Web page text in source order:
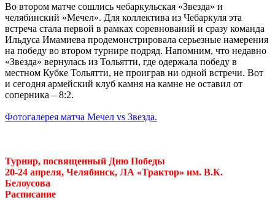
Во втором матче сошлись чебаркульская «Звезда» и
челябинский «Мечел». Для коллектива из Чебаркуля эта
встреча стала первой в рамках соревнований и сразу команда
Ильдуса Имамиева продемонстрировала серьезные намерения
на победу во втором турнире подряд. Напомним, что недавно
«Звезда» вернулась из Тольятти, где одержала победу в
местном Кубке Тольятти, не проиграв ни одной встречи. Вот
и сегодня армейский клуб камня на камне не оставил от
соперника – 8:2.
Фотогалерея матча Мечел vs Звезда.
Турнир, посвященный Дню Победы
20-24 апреля, Челябинск, ЛА «Трактор» им. В.К.
Белоусова
Расписание